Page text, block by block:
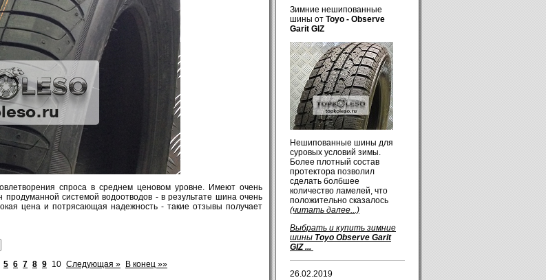
спроса в среднем ценовом уровне. Имеют очень
продуманной системой водоотводов - в результате шина очень
цена и потрясающая надежность - такие отзывы получает
5 6 7 8 9 10 Следующая » В конец »»
Зимние нешипованные
шины от Toyo - Observe
Garit GIZ
Нешипованные шины для
суровых условий зимы.
Более плотный состав
протектора позволил
сделать болбшее
количество ламелей, что
положительно сказалось
(читать далее...)
Выбрать и купить зимние
шины Toyo Observe Garit
GIZ ...
26.02.2019